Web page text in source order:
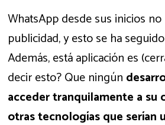
WhatsApp desde sus inicios
publicidad, y esto se ha
Además, está aplicación es
decir esto? Que ningún
acceder tranquilamente a su
otras tecnologías que serían